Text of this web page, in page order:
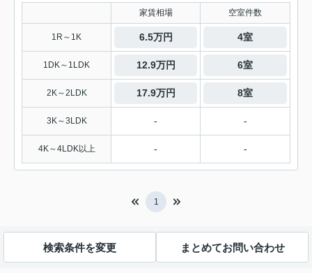
家賃相場 空室件数
1R～1K 6.5万円 4室
1DK～1LDK 12.9万円 6室
2K～2LDK 17.9万円 8室
3K～3LDK - -
4K～4LDK以上 - -
1
検索条件を変更 まとめてお問い合わせ